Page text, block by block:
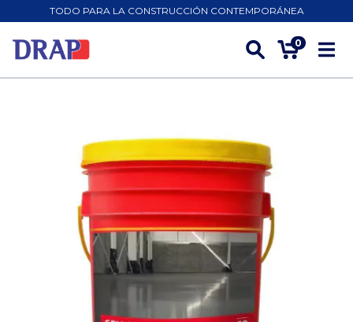
TODO PARA LA CONSTRUCCIÓN CONTEMPORÁNEA
0